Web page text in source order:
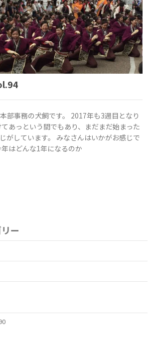
部事務の犬飼です。 2017年も3週目となり
あっという間でもあり、まだまだ始まった
がしています。 みなさんはいかがお感じで
はどんな1年になるのか
ー